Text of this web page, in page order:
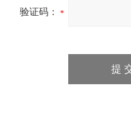
验证码：